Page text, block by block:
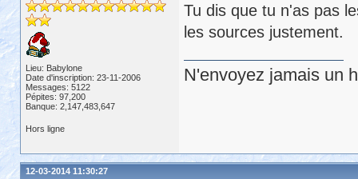
Lieu: Babylone
Date d'inscription: 23-11-2006
Messages: 5122
Pépites: 97,200
Banque: 2,147,483,647
Tu dis que tu n'as pas
les sources justement.
N'envoyez jamais un
Hors ligne
12-03-2014 11:30:27